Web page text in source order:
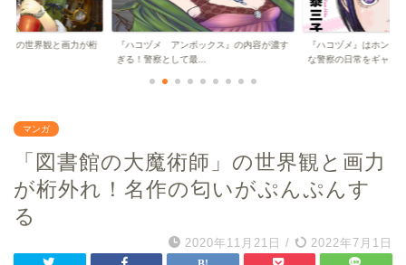
」の世界観と画力が桁
『ハコヅメ アンボックス』の内容が濃す
ぎる！警察として最...
『ハコヅメ』はホント
な警察の日常をギャ...
マンガ
「図書館の大魔術師」の世界観と画力
が桁外れ！名作の匂いがぷんぷんす
る
2020年11月21日 / 2022年7月1日